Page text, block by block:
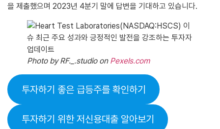
을 제출했으며 2023년 4분기 말에 답변을 기대하고 있습니다.
Photo by RF._.studio on Pexels.com
투자하기 좋은 급등주를 확인하기
투자하기 위한 저신용대출 알아보기